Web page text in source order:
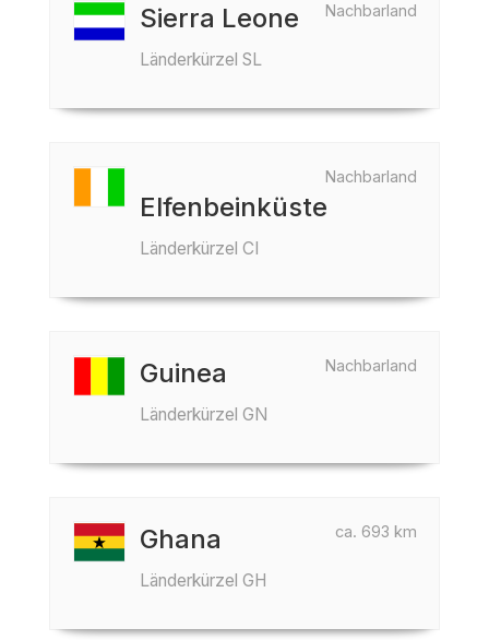
Nachbarland
Sierra Leone
Länderkürzel SL
Nachbarland
Elfenbeinküste
Länderkürzel CI
Nachbarland
Guinea
Länderkürzel GN
ca. 693 km
Ghana
Länderkürzel GH